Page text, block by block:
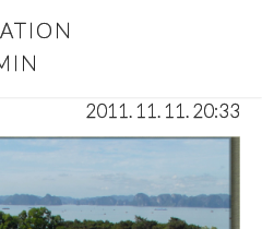
2011. 11. 11. 20:33